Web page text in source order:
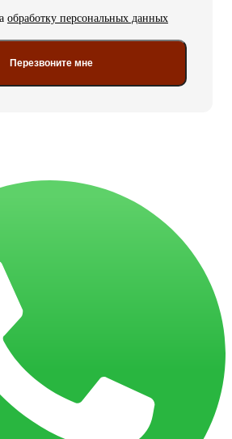
обработку персональных данных
Перезвоните мне